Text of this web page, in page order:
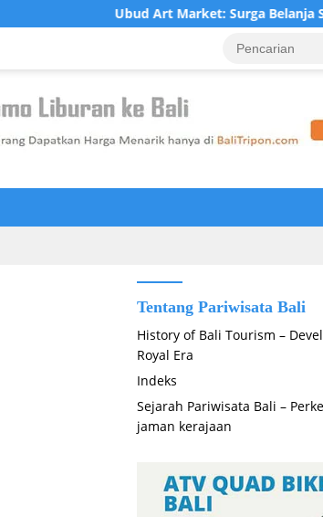
Ubud Art Market: Surga Belanja Seni
Tentang Pariwisata Bali
History of Bali Tourism –
Royal Era
Indeks
Sejarah Pariwisata Bali –
jaman kerajaan